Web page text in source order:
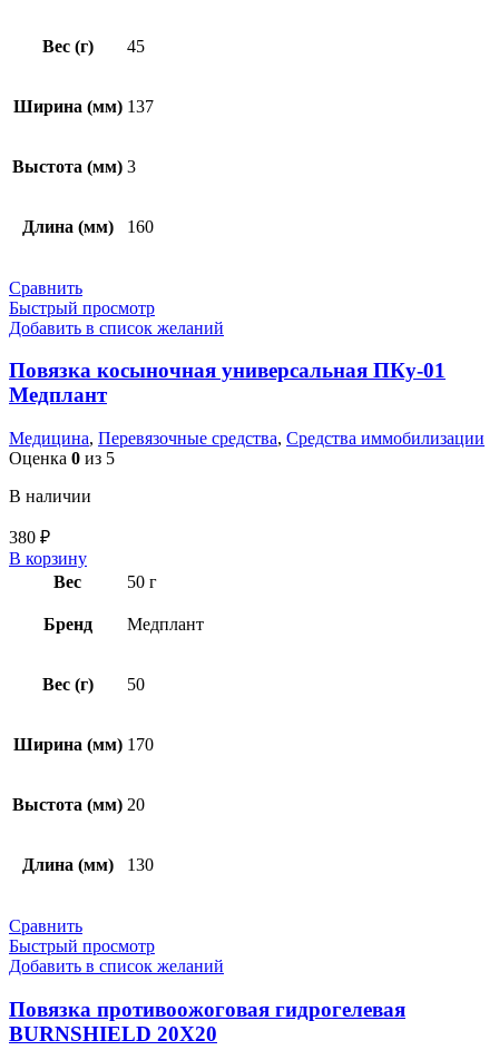
Вес (г) 45
Ширина (мм) 137
Выстота (мм) 3
Длина (мм) 160
Сравнить
Быстрый просмотр
Добавить в список желаний
Повязка косыночная универсальная ПКу-01
Медплант
Медицина, Перевязочные средства, Средства иммобилизации
Оценка 0 из 5
В наличии
380 ₽
В корзину
Вес
50 г
Бренд Медплант
Вес (г) 50
Ширина (мм) 170
Выстота (мм) 20
Длина (мм) 130
Сравнить
Быстрый просмотр
Добавить в список желаний
Повязка противоожоговая гидрогелевая
BURNSHIELD 20Х20